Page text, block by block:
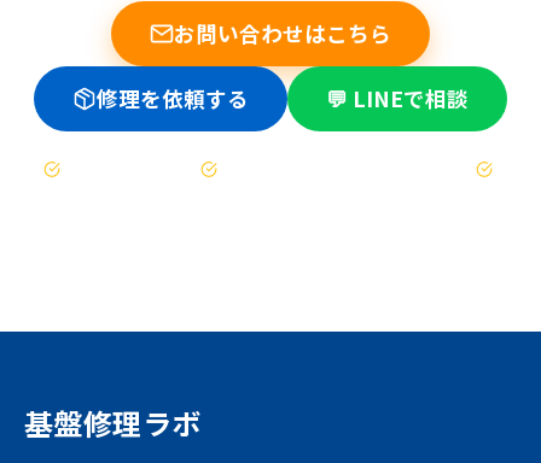
お問い合わせはこちら
修理を依頼する 💬 LINEで相談
基盤修理ラボ